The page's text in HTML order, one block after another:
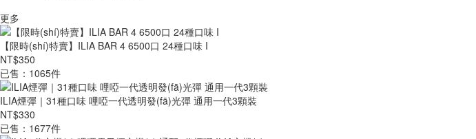
更多
【限時(shí)特賣】ILIA BAR 4 6500口 24種口味 I
NT$350
已售：1065件
ILIA煙彈｜31種口味 哩啞一代透明發(fā)光彈 通用一代3顆裝
NT$330
已售：1677件